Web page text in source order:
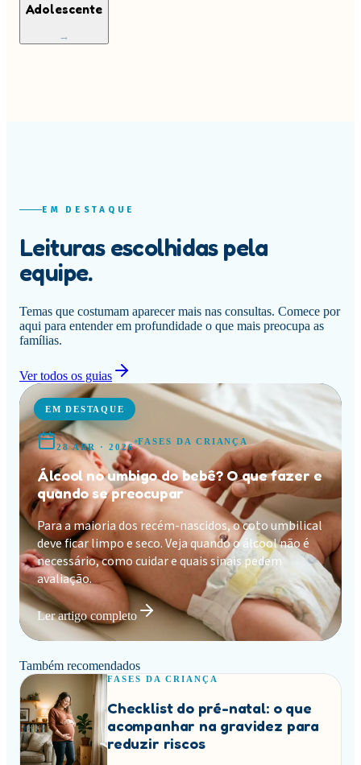
Adolescente
→
EM DESTAQUE
Leituras escolhidas pela
equipe.
Temas que costumam aparecer mais nas consultas. Comece por
aqui para entender em profundidade o que mais preocupa as
famílias.
Ver todos os guias
EM DESTAQUE
28 ABR · 2026
FASES DA CRIANÇA
Álcool no umbigo do bebê? O que fazer e
quando se preocupar
Para a maioria dos recém-nascidos, o coto umbilical
deve ficar limpo e seco. Veja quando o álcool não é
necessário, como cuidar e quais sinais pedem
avaliação.
Ler artigo completo
Também recomendados
FASES DA CRIANÇA
Checklist do pré-natal: o que
acompanhar na gravidez para
reduzir riscos